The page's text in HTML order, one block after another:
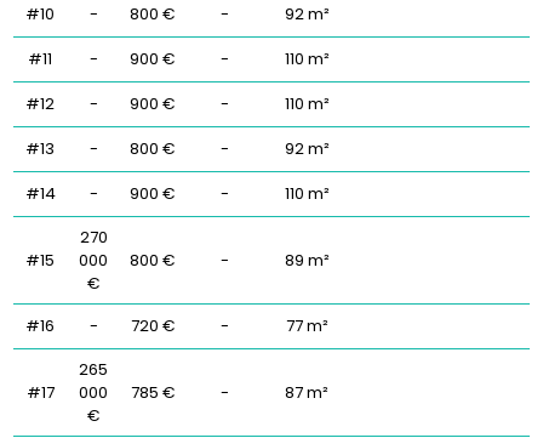
#10 - 800 € -
92 m²
#11
- 900 € -
110 m²
#12
- 900 € -
110 m²
#13
- 800 € -
92 m²
#14
- 900 € - 110 m²
#15
270
000
€
800 € - 89 m²
#16 - 720 € - 77 m²
#17
265
000
€
785 € - 87 m²